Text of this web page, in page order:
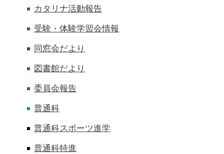
カタリナ活動報告
受験・体験学習会情報
同窓会だより
図書館だより
委員会報告
普通科
普通科スポーツ進学
普通科特進